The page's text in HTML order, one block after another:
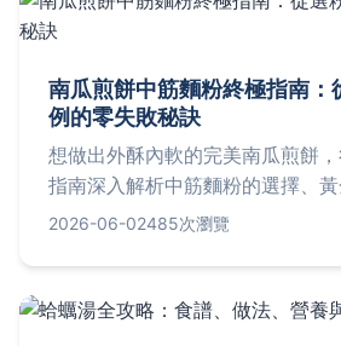
南瓜煎餅中筋麵粉終極指南：
例的零失敗秘訣
想做出外酥內軟的完美南瓜煎餅
指南深入解析中筋麵粉的選擇、
享連老師傅都不一定告訴你的攪拌
2026-06-02485次瀏覽